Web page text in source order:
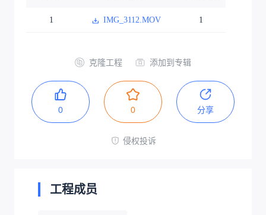
1 IMG_3112.MOV 1
克隆工程 添加到专辑
0 0 分享
侵权投诉
工程成员